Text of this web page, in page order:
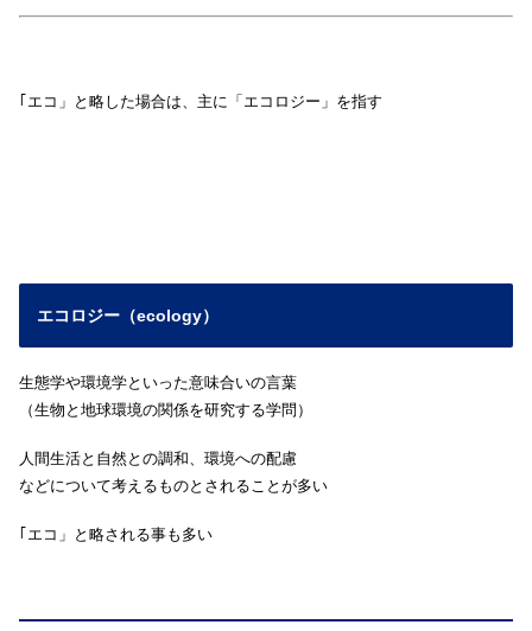
｢エコ」と略した場合は、主に「エコロジー」を指す
エコロジー（ecology）
生態学や環境学といった意味合いの言葉
（生物と地球環境の関係を研究する学問）
人間生活と自然との調和、環境への配慮
などについて考えるものとされることが多い
｢エコ」と略される事も多い